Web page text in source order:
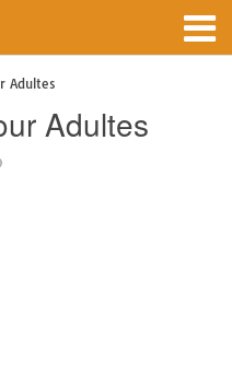
Adultes
Adultes